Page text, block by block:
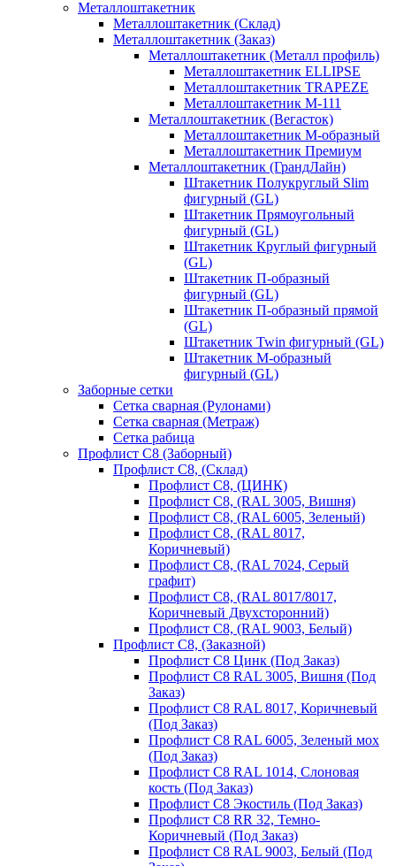
Металлоштакетник
Металлоштакетник (Склад)
Металлоштакетник (Заказ)
Металлоштакетник (Металл профиль)
Металлоштакетник ELLIPSE
Металлоштакетник TRAPEZE
Металлоштакетник М-111
Металлоштакетник (Вегасток)
Металлоштакетник М-образный
Металлоштакетник Премиум
Металлоштакетник (ГрандЛайн)
Штакетник Полукруглый Slim
фигурный (GL)
Штакетник Прямоугольный
фигурный (GL)
Штакетник Круглый фигурный
(GL)
Штакетник П-образный
фигурный (GL)
Штакетник П-образный прямой
(GL)
Штакетник Twin фигурный (GL)
Штакетник М-образный
фигурный (GL)
Заборные сетки
Сетка сварная (Рулонами)
Сетка сварная (Метраж)
Сетка рабица
Профлист С8 (Заборный)
Профлист С8, (Склад)
Профлист С8, (ЦИНК)
Профлист С8, (RAL 3005, Вишня)
Профлист С8, (RAL 6005, Зеленый)
Профлист С8, (RAL 8017,
Коричневый)
Профлист С8, (RAL 7024, Серый
графит)
Профлист С8, (RAL 8017/8017,
Коричневый Двухсторонний)
Профлист С8, (RAL 9003, Белый)
Профлист С8, (Заказной)
Профлист С8 Цинк (Под Заказ)
Профлист С8 RAL 3005, Вишня (Под
Заказ)
Профлист С8 RAL 8017, Коричневый
(Под Заказ)
Профлист С8 RAL 6005, Зеленый мох
(Под Заказ)
Профлист С8 RAL 1014, Слоновая
кость (Под Заказ)
Профлист С8 Экостиль (Под Заказ)
Профлист С8 RR 32, Темно-
Коричневый (Под Заказ)
Профлист С8 RAL 9003, Белый (Под